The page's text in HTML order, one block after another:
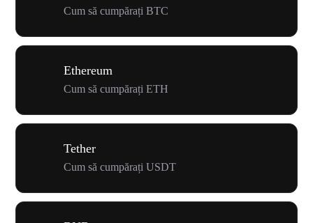
Cum să cumpărați BTC
Ethereum
Cum să cumpărați ETH
Tether
Cum să cumpărați USDT